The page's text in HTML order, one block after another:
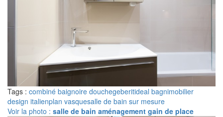
Tags : combiné baignoire douchegeberitideal bagnimobilier
design italienplan vasquesalle de bain sur mesure
Voir la photo : salle de bain aménagement gain de place